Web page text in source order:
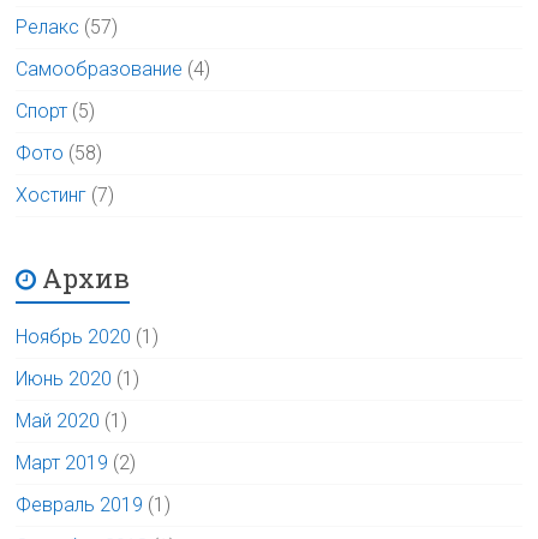
Релакс (57)
Самообразование (4)
Спорт (5)
Фото (58)
Хостинг (7)
Архив
Ноябрь 2020 (1)
Июнь 2020 (1)
Май 2020 (1)
Март 2019 (2)
Февраль 2019 (1)